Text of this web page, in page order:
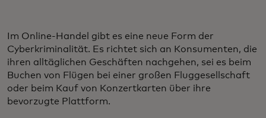
Im Online-Handel gibt es eine neue Form der
Cyberkriminalität. Es richtet sich an Konsumenten, die
ihren alltäglichen Geschäften nachgehen, sei es beim
Buchen von Flügen bei einer großen Fluggesellschaft
oder beim Kauf von Konzertkarten über ihre
bevorzugte Plattform.